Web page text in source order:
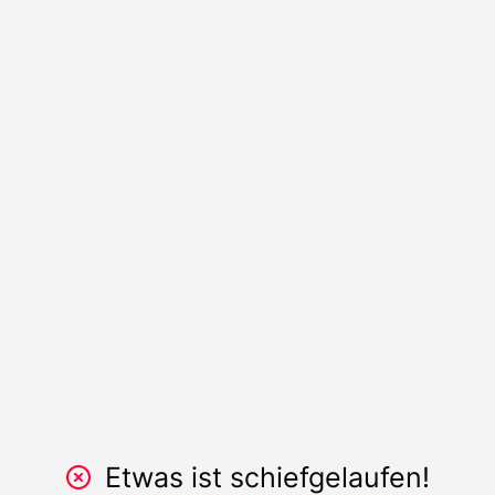
Etwas ist schiefgelaufen!